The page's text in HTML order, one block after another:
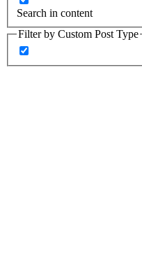
Search in content
Filter by Custom Post Type